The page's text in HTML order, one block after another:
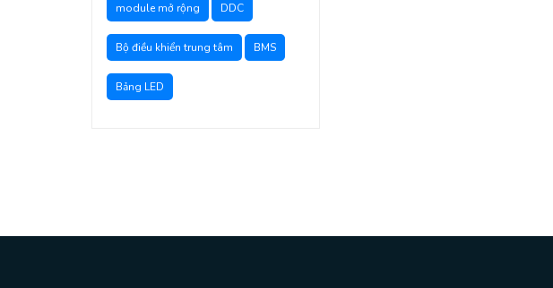
module mở rộng DDC
Bộ điều khiển trung tâm BMS
Bảng LED